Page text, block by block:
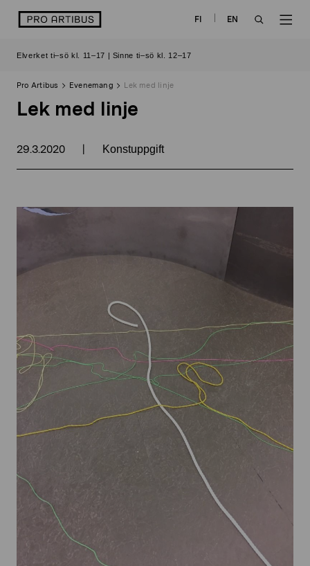
logo FI
EN
Elverket ti–sö kl. 11–17 | Sinne ti–sö kl. 12–17
Pro Artibus Evenemang Lek med linje
Lek med linje
29.3.2020 | Konstuppgift